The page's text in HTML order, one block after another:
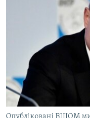
ВІДЕОУРОКИ «ELIFBE»
СВІДЧЕННЯ ОКУПАЦІЇ
УКРАЇНСЬКА ПРОБЛЕМА
ІНФОГРАФІКА
ЯК ОБІЙТИ
Русский
Qırımtatar
ДОЛУЧАЙСЯ!